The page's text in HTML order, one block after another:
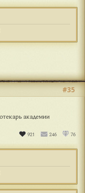
академии
921 246 76
#35